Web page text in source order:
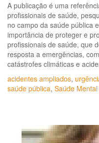
A publicação é uma
profissionais de saúde,
no campo da saúde pública
importância de proteger e
profissionais de saúde, que
resposta a emergências,
catástrofes climáticas e
acidentes ampliados,
saúde pública, Saúde